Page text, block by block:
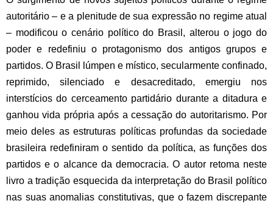
autoritário – e a plenitude de sua expressão no regime atual
– modificou o cenário político do Brasil, alterou o jogo do
poder e redefiniu o protagonismo dos antigos grupos e
partidos. O Brasil lúmpen e místico, secularmente confinado,
reprimido, silenciado e desacreditado, emergiu nos
interstícios do cerceamento partidário durante a ditadura e
ganhou vida própria após a cessação do autoritarismo. Por
meio deles as estruturas políticas profundas da sociedade
brasileira redefiniram o sentido da política, as funções dos
partidos e o alcance da democracia. O autor retoma neste
livro a tradição esquecida da interpretação do Brasil político
nas suas anomalias constitutivas, que o fazem discrepante